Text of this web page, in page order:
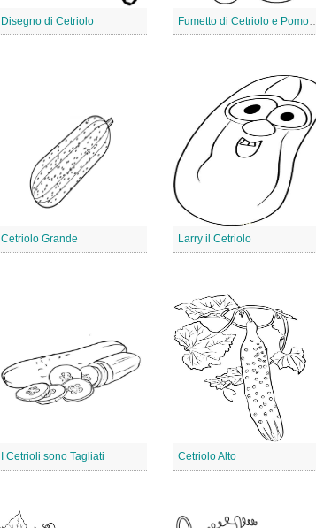
Disegno di Cetriolo Fumetto di
Cetriolo Grande Larry il Cetriolo
I Cetrioli sono Tagliati Cetriolo Alto